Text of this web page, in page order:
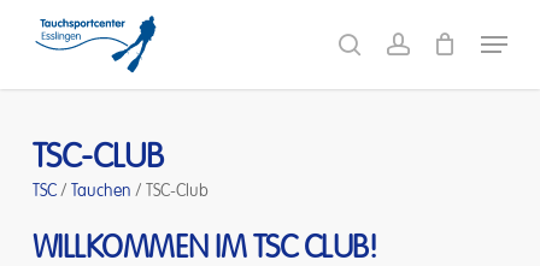
main
searchaccount
Menu
TSC-CLUB
TSC/ Tauchen / TSC-Club
WILLKOMMEN IM TSC CLUB!